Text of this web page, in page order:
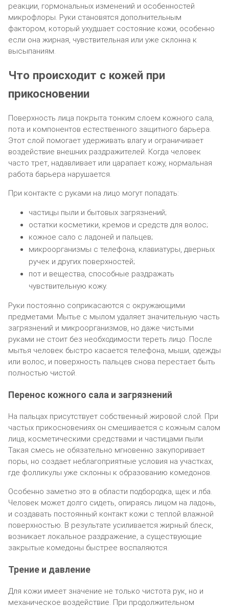
реакции, гормональных изменений и особенностей
микрофлоры. Руки становятся дополнительным
фактором, который ухудшает состояние кожи, особенно
если она жирная, чувствительная или уже склонна к
высыпаниям.
Что происходит с кожей при
прикосновении
Поверхность лица покрыта тонким слоем кожного сала,
пота и компонентов естественного защитного барьера.
Этот слой помогает удерживать влагу и ограничивает
воздействие внешних раздражителей. Когда человек
часто трет, надавливает или царапает кожу, нормальная
работа барьера нарушается.
При контакте с руками на лицо могут попадать:
частицы пыли и бытовых загрязнений;
остатки косметики, кремов и средств для волос;
кожное сало с ладоней и пальцев;
микроорганизмы с телефона, клавиатуры, дверных
ручек и других поверхностей;
пот и вещества, способные раздражать
чувствительную кожу.
Руки постоянно соприкасаются с окружающими
предметами. Мытье с мылом удаляет значительную часть
загрязнений и микроорганизмов, но даже чистыми
руками не стоит без необходимости тереть лицо. После
мытья человек быстро касается телефона, мыши, одежды
или волос, и поверхность пальцев снова перестает быть
полностью чистой.
Перенос кожного сала и загрязнений
На пальцах присутствует собственный жировой слой. При
частых прикосновениях он смешивается с кожным салом
лица, косметическими средствами и частицами пыли.
Такая смесь не обязательно мгновенно закупоривает
поры, но создает неблагоприятные условия на участках,
где фолликулы уже склонны к образованию комедонов.
Особенно заметно это в области подбородка, щек и лба.
Человек может долго сидеть, опираясь лицом на ладонь,
и создавать постоянный контакт кожи с теплой влажной
поверхностью. В результате усиливается жирный блеск,
возникает локальное раздражение, а существующие
закрытые комедоны быстрее воспаляются.
Трение и давление
Для кожи имеет значение не только чистота рук, но и
механическое воздействие. При продолжительном